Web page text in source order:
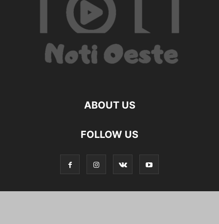
ABOUT US
FOLLOW US